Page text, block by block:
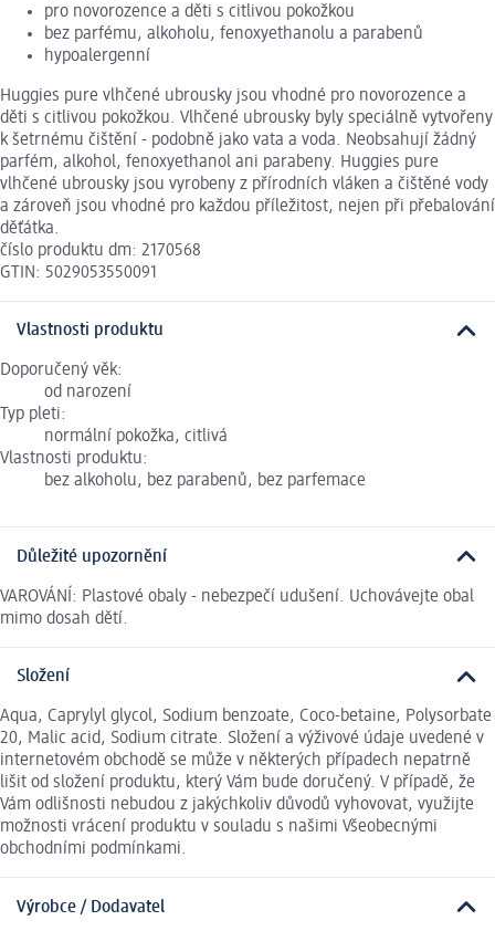
pro novorozence a děti s citlivou pokožkou
bez parfému, alkoholu, fenoxyethanolu a parabenů
hypoalergenní
Huggies pure vlhčené ubrousky jsou vhodné pro novorozence a
děti s citlivou pokožkou. Vlhčené ubrousky byly speciálně vytvořeny
k šetrnému čištění - podobně jako vata a voda. Neobsahují žádný
parfém, alkohol, fenoxyethanol ani parabeny. Huggies pure
vlhčené ubrousky jsou vyrobeny z přírodních vláken a čištěné vody
a zároveň jsou vhodné pro každou příležitost, nejen při přebalování
děťátka.
číslo produktu dm: 2170568
GTIN: 5029053550091
Vlastnosti produktu
Doporučený věk:
od narození
Typ pleti:
normální pokožka, citlivá
Vlastnosti produktu:
bez alkoholu, bez parabenů, bez parfemace
Důležité upozornění
VAROVÁNÍ: Plastové obaly - nebezpečí udušení. Uchovávejte obal
mimo dosah dětí.
Složení
Aqua, Caprylyl glycol, Sodium benzoate, Coco-betaine, Polysorbate
20, Malic acid, Sodium citrate. Složení a výživové údaje uvedené v
internetovém obchodě se může v některých případech nepatrně
lišit od složení produktu, který Vám bude doručený. V případě, že
Vám odlišnosti nebudou z jakýchkoliv důvodů vyhovovat, využijte
možnosti vrácení produktu v souladu s našimi Všeobecnými
obchodními podmínkami.
Výrobce / Dodavatel